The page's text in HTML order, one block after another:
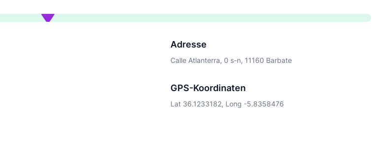
Adresse
Calle Atlanterra, 0 s-n, 11160 Barbate
GPS-Koordinaten
Lat 36.1233182, Long -5.8358476